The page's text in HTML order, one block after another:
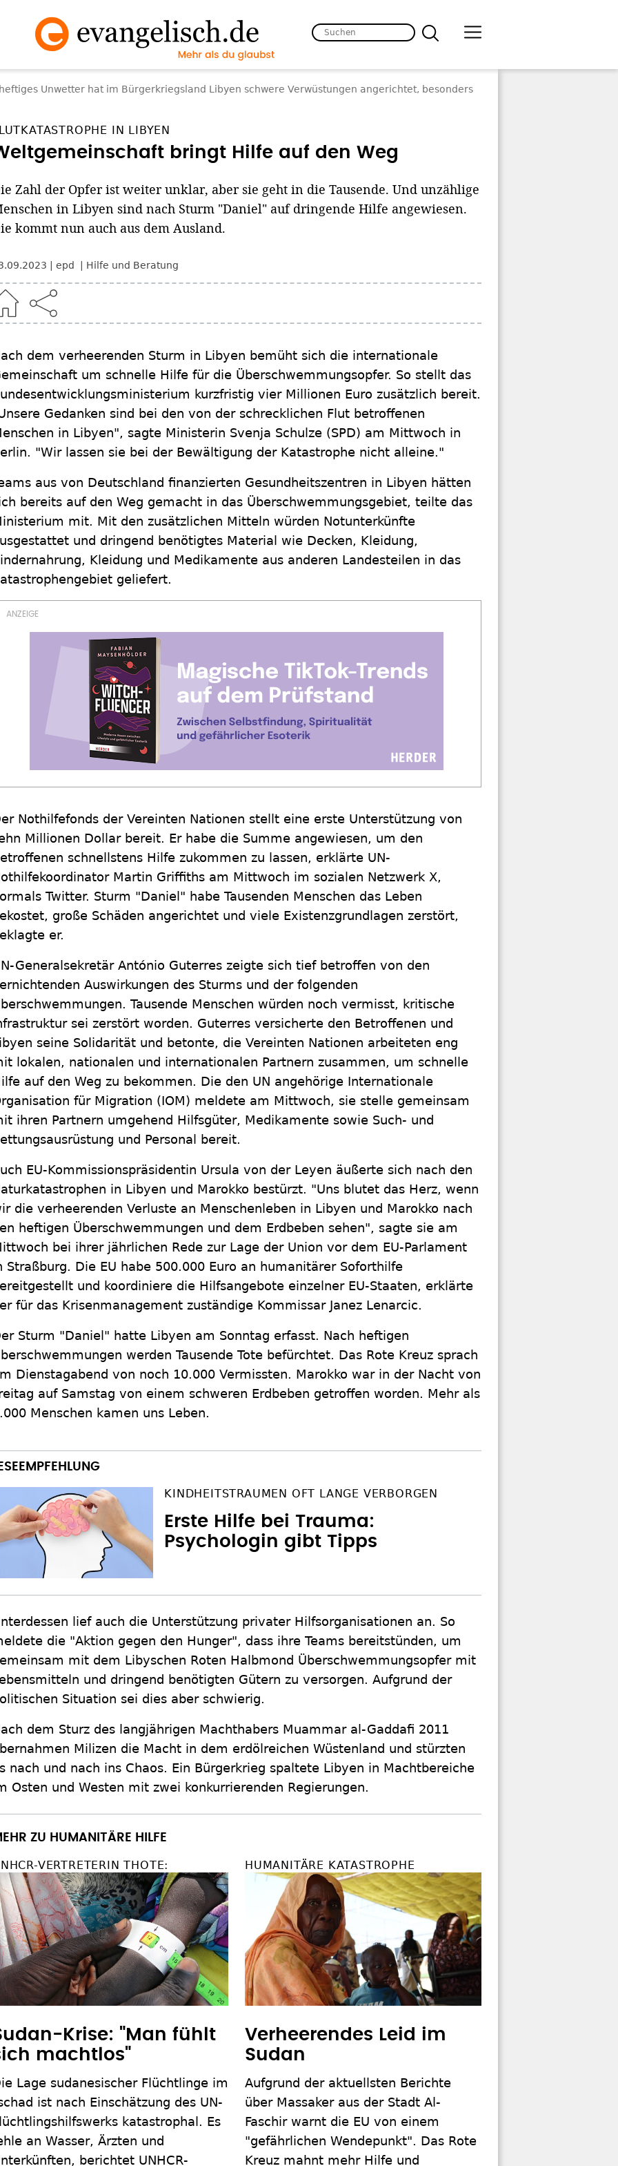
Unwetter hat im Bürgerkriegsland Libyen schwere Verwüstungen angerichtet, besonders
IN LIBYEN
bringt Hilfe auf den Weg
Zahl der Opfer ist weiter unklar, aber sie geht in die Tausende. Und unzählige
in Libyen sind nach Sturm "Daniel" auf dringende Hilfe angewiesen.
kommt nun auch aus dem Ausland.
epd Hilfe und Beratung
dem verheerenden Sturm in Libyen bemüht sich die internationale
um schnelle Hilfe für die Überschwemmungsopfer. So stellt das
kurzfristig vier Millionen Euro zusätzlich bereit.
Gedanken sind bei den von der schrecklichen Flut betroffenen
in Libyen", sagte Ministerin Svenja Schulze (SPD) am Mittwoch in
"Wir lassen sie bei der Bewältigung der Katastrophe nicht alleine."
aus von Deutschland finanzierten Gesundheitszentren in Libyen hätten
bereits auf den Weg gemacht in das Überschwemmungsgebiet, teilte das
mit. Mit den zusätzlichen Mitteln würden Notunterkünfte
und dringend benötigtes Material wie Decken, Kleidung,
Kleidung und Medikamente aus anderen Landesteilen in das
geliefert.
Nothilfefonds der Vereinten Nationen stellt eine erste Unterstützung von
Millionen Dollar bereit. Er habe die Summe angewiesen, um den
schnellstens Hilfe zukommen zu lassen, erklärte UN-
Martin Griffiths am Mittwoch im sozialen Netzwerk X,
Twitter. Sturm "Daniel" habe Tausenden Menschen das Leben
große Schäden angerichtet und viele Existenzgrundlagen zerstört,
er.
Generalsekretär António Guterres zeigte sich tief betroffen von den
Auswirkungen des Sturms und der folgenden
Tausende Menschen würden noch vermisst, kritische
sei zerstört worden. Guterres versicherte den Betroffenen und
seine Solidarität und betonte, die Vereinten Nationen arbeiteten eng
lokalen, nationalen und internationalen Partnern zusammen, um schnelle
auf den Weg zu bekommen. Die den UN angehörige Internationale
für Migration (IOM) meldete am Mittwoch, sie stelle gemeinsam
ihren Partnern umgehend Hilfsgüter, Medikamente sowie Such- und
und Personal bereit.
EU-Kommissionspräsidentin Ursula von der Leyen äußerte sich nach den
in Libyen und Marokko bestürzt. "Uns blutet das Herz, wenn
die verheerenden Verluste an Menschenleben in Libyen und Marokko nach
heftigen Überschwemmungen und dem Erdbeben sehen", sagte sie am
bei ihrer jährlichen Rede zur Lage der Union vor dem EU-Parlament
Straßburg. Die EU habe 500.000 Euro an humanitärer Soforthilfe
und koordiniere die Hilfsangebote einzelner EU-Staaten, erklärte
für das Krisenmanagement zuständige Kommissar Janez Lenarcic.
Sturm "Daniel" hatte Libyen am Sonntag erfasst. Nach heftigen
werden Tausende Tote befürchtet. Das Rote Kreuz sprach
Dienstagabend von noch 10.000 Vermissten. Marokko war in der Nacht von
auf Samstag von einem schweren Erdbeben getroffen worden. Mehr als
Menschen kamen uns Leben.
KINDHEITSTRAUMEN OFT LANGE VERBORGEN
Erste Hilfe bei Trauma:
Psychologin gibt Tipps
lief auch die Unterstützung privater Hilfsorganisationen an. So
die "Aktion gegen den Hunger", dass ihre Teams bereitstünden, um
mit dem Libyschen Roten Halbmond Überschwemmungsopfer mit
und dringend benötigten Gütern zu versorgen. Aufgrund der
Situation sei dies aber schwierig.
dem Sturz des langjährigen Machthabers Muammar al-Gaddafi 2011
Milizen die Macht in dem erdölreichen Wüstenland und stürzten
nach und nach ins Chaos. Ein Bürgerkrieg spaltete Libyen in Machtbereiche
Osten und Westen mit zwei konkurrierenden Regierungen.
ZU HUMANITÄRE HILFE
VERTRETERIN THOTE:
Krise: "Man fühlt
machtlos"
Lage sudanesischer Flüchtlinge im
ist nach Einschätzung des UN-
katastrophal. Es
an Wasser, Ärzten und
berichtet UNHCR-
HUMANITÄRE KATASTROPHE
Verheerendes Leid im
Sudan
Aufgrund der aktuellsten Berichte
über Massaker aus der Stadt Al-
Faschir warnt die EU von einem
"gefährlichen Wendepunkt". Das Rote
Kreuz mahnt mehr Hilfe und